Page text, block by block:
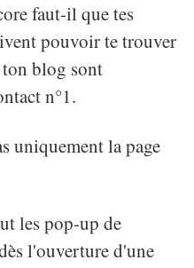
faut-il que tes
pouvoir te trouver
ton blog sont
n°1.
uniquement la page
les pop-up de
l'ouverture d'une